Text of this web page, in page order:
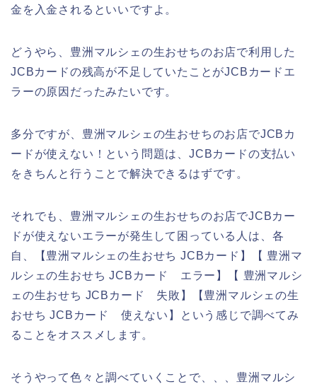
金を入金されるといいですよ。
どうやら、豊洲マルシェの生おせちのお店で利用した
JCBカードの残高が不足していたことがJCBカードエ
ラーの原因だったみたいです。
多分ですが、豊洲マルシェの生おせちのお店でJCBカ
ードが使えない！という問題は、JCBカードの支払い
をきちんと行うことで解決できるはずです。
それでも、豊洲マルシェの生おせちのお店でJCBカー
ドが使えないエラーが発生して困っている人は、各
自、【豊洲マルシェの生おせち JCBカード】【 豊洲マ
ルシェの生おせち JCBカード エラー】【 豊洲マルシ
ェの生おせち JCBカード 失敗】【豊洲マルシェの生
おせち JCBカード 使えない】という感じで調べてみ
ることをオススメします。
そうやって色々と調べていくことで、、、豊洲マルシ